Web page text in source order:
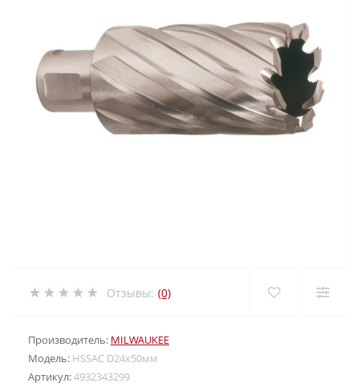
Отзывы: (0)
Производитель: MILWAUKEE
Модель: HSSAC D24х50мм
Артикул:4932343299